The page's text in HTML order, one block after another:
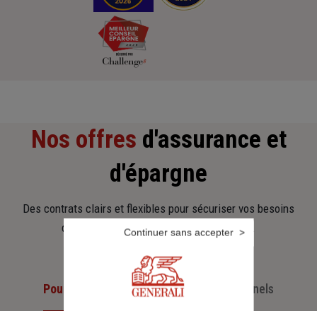
Nos offres d'assurance et
d'épargne
Des contrats clairs et flexibles pour sécuriser vos besoins
d’aujourd’hui et anticiper ceux de demain.
Pour les particuliersPour les professionnels
Continuer sans accepter